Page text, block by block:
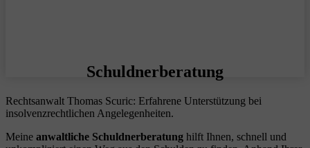
Schuldnerberatung
Rechtsanwalt Thomas Scuric: Erfahrene Unterstützung bei
insolvenzrechtlichen Angelegenheiten.
Meine anwaltliche Schuldnerberatung hilft Ihnen, schnell und